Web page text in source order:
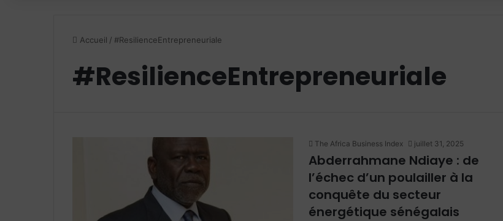
Accueil / #ResilienceEntrepreneuriale
#ResilienceEntrepreneuriale
The Africa Business Index juillet 31, 2025
Abderrahmane Ndiaye : de
l’échec d’un poulailler à la
conquête du secteur
énergétique sénégalais